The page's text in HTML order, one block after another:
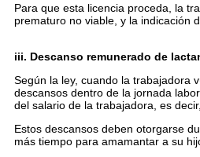
Para que esta licencia proceda, la
prematuro no viable, y la indicación
iii. Descanso remunerado de
Según la ley, cuando la trabajadora
descansos dentro de la jornada
del salario de la trabajadora, es
Estos descansos deben otorgarse
más tiempo para amamantar a su